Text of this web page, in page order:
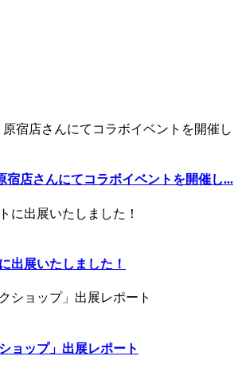
店さんにてコラボイベントを開催し...
出展いたしました！
ョップ」出展レポート